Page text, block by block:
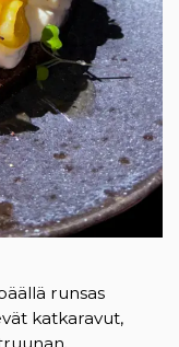
runsas
katkaravut,